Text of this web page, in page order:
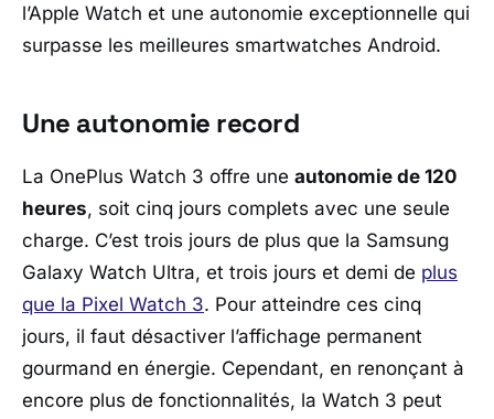
l’Apple Watch et une autonomie exceptionnelle qui
surpasse les meilleures smartwatches Android.
Une autonomie record
La OnePlus Watch 3 offre une autonomie de 120
heures, soit cinq jours complets avec une seule
charge. C’est trois jours de plus que la Samsung
Galaxy Watch Ultra, et trois jours et demi de plus
que la Pixel Watch 3. Pour atteindre ces cinq
jours, il faut désactiver l’affichage permanent
gourmand en énergie. Cependant, en renonçant à
encore plus de fonctionnalités, la Watch 3 peut